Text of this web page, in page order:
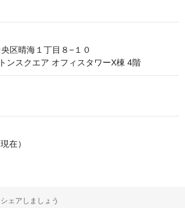
区晴海１丁目８−１０
ンスクエア オフィスタワーX棟 4階
在）
ェアしましょう